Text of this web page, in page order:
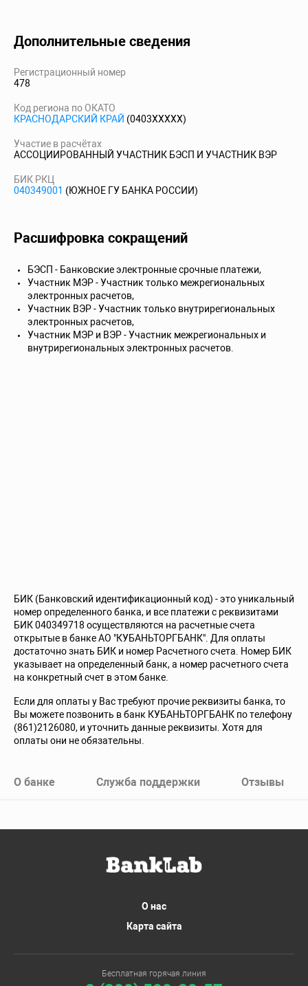
Дополнительные сведения
Регистрационный номер
478
Код региона по ОКАТО
КРАСНОДАРСКИЙ КРАЙ (0403XXXXX)
Участие в расчётах
АССОЦИИРОВАННЫЙ УЧАСТНИК БЭСП И УЧАСТНИК ВЭР
БИК РКЦ
040349001 (ЮЖНОЕ ГУ БАНКА РОССИИ)
Расшифровка сокращений
БЭСП - Банковские электронные срочные платежи,
Участник МЭР - Участник только межрегиональных
электронных расчетов,
Участник ВЭР - Участник только внутрирегиональных
электронных расчетов,
Участник МЭР и ВЭР - Участник межрегиональных и
внутрирегиональных электронных расчетов.
БИК (Банковский идентификационный код) - это уникальный
номер определенного банка, и все платежи с реквизитами
БИК 040349718 осуществляются на расчетные счета
открытые в банке АО "КУБАНЬТОРГБАНК". Для оплаты
достаточно знать БИК и номер Расчетного счета. Номер БИК
указывает на определенный банк, а номер расчетного счета
на конкретный счет в этом банке.
Если для оплаты у Вас требуют прочие реквизиты банка, то
Вы можете позвонить в банк КУБАНЬТОРГБАНК по телефону
(861)2126080, и уточнить данные реквизиты. Хотя для
оплаты они не обязательны.
О банке Служба поддержки Отзывы
О нас
Карта сайта
Бесплатная горячая линия